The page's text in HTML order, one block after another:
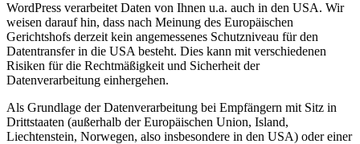
WordPress verarbeitet Daten von Ihnen u.a. auch in den USA. Wir
weisen darauf hin, dass nach Meinung des Europäischen
Gerichtshofs derzeit kein angemessenes Schutzniveau für den
Datentransfer in die USA besteht. Dies kann mit verschiedenen
Risiken für die Rechtmäßigkeit und Sicherheit der
Datenverarbeitung einhergehen.
Als Grundlage der Datenverarbeitung bei Empfängern mit Sitz in
Drittstaaten (außerhalb der Europäischen Union, Island,
Liechtenstein, Norwegen, also insbesondere in den USA) oder einer